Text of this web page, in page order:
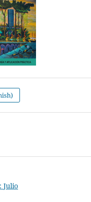
Julio